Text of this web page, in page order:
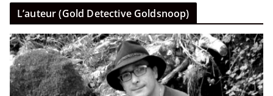
L’auteur (Gold Detective Goldsnoop)